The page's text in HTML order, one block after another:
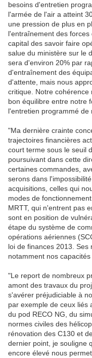
besoins d'entretien
l'armée de l'air a atteint
une pression de plus en
l'entraînement des
capital des savoir faire
salue du ministère sur le
sera d'environ 20% par
d'entraînement des
d'attente, mais nous
critique. Notre
bon équilibre entre notre
l'entretien programmé de
"Ma dernière crainte
trajectoires financières
court terme sous le seuil
poursuivant dans cette
certaines commandes,
serons dans
acquisitions, celles qui
modes de
MRTT, qui n'entrent pas
sont en position de
étape du système de
opérations aériennes
loi de finances 2013. Ses
notamment nos
"Le report de nombreux
amont des travaux du
s'avérer préjudiciable à
par exemple de ceux liés
du pod RECO NG, du
normes civiles des
rénovation des C130 et
dernier point, je souligne
encore élevé nous